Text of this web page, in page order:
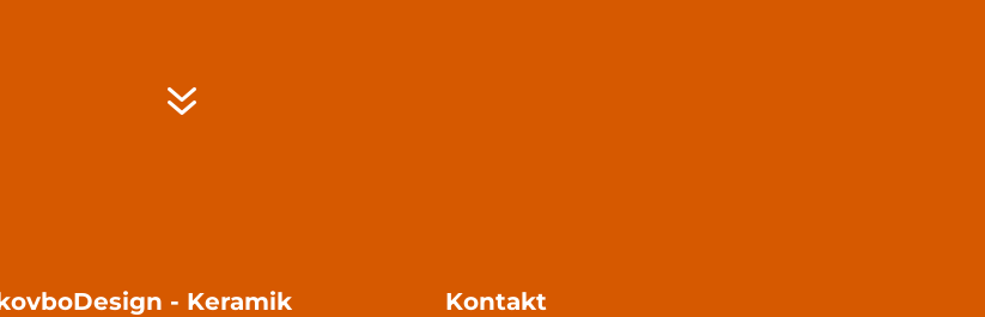
7
- Keramik Kontakt